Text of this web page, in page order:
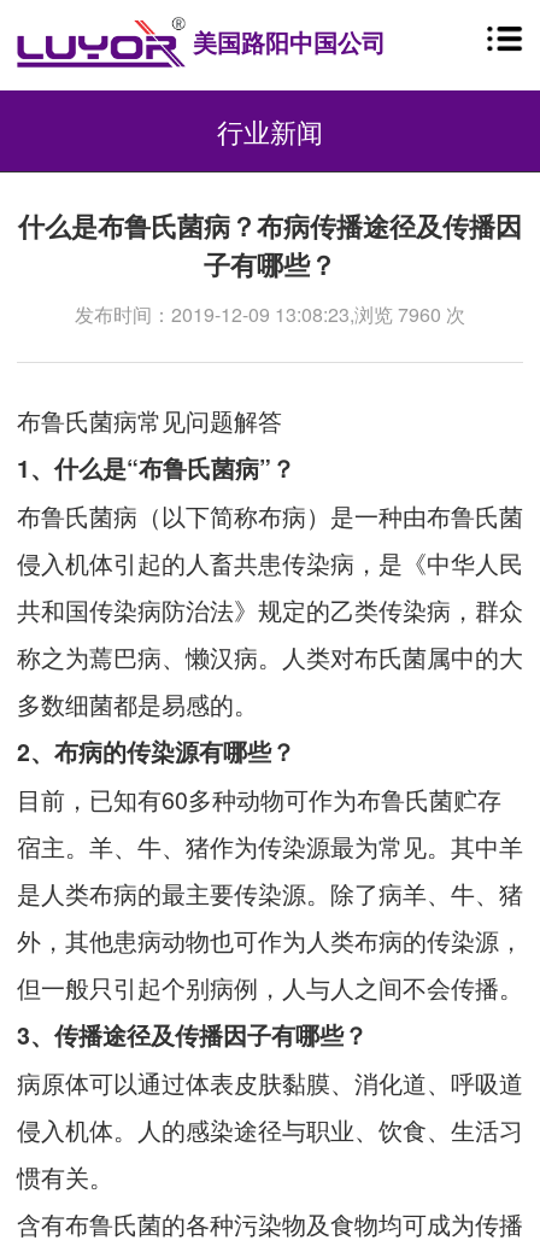
美国路阳中国公司
行业新闻
什么是布鲁氏菌病？布病传播途径及传播因
子有哪些？
发布时间：2019-12-09 13:08:23,浏览 7960 次
布鲁氏菌病常见问题解答
1、什么是“布鲁氏菌病”？
布鲁氏菌病（以下简称布病）是一种由布鲁氏菌
侵入机体引起的人畜共患传染病，是《中华人民
共和国传染病防治法》规定的乙类传染病，群众
称之为蔫巴病、懒汉病。人类对布氏菌属中的大
多数细菌都是易感的。
2、布病的传染源有哪些？
目前，已知有60多种动物可作为布鲁氏菌贮存
宿主。羊、牛、猪作为传染源最为常见。其中羊
是人类布病的最主要传染源。除了病羊、牛、猪
外，其他患病动物也可作为人类布病的传染源，
但一般只引起个别病例，人与人之间不会传播。
3、传播途径及传播因子有哪些？
病原体可以通过体表皮肤黏膜、消化道、呼吸道
侵入机体。人的感染途径与职业、饮食、生活习
惯有关。
含有布鲁氏菌的各种污染物及食物均可成为传播